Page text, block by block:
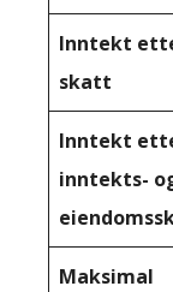
Inntekt
skatt
Inntekt
inntekts-
Maksimal